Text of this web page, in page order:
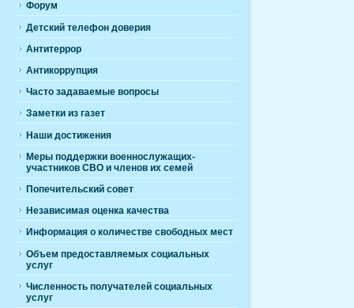
Форум
Детский телефон доверия
Антитеррор
Антикоррупция
Часто задаваемые вопросы
Заметки из газет
Наши достижения
Меры поддержки военнослужащих-
участников СВО и членов их семей
Попечительский совет
Независимая оценка качества
Информация о количестве свободных мест
Объем предоставляемых социальных
услуг
Численность получателей социальных
услуг